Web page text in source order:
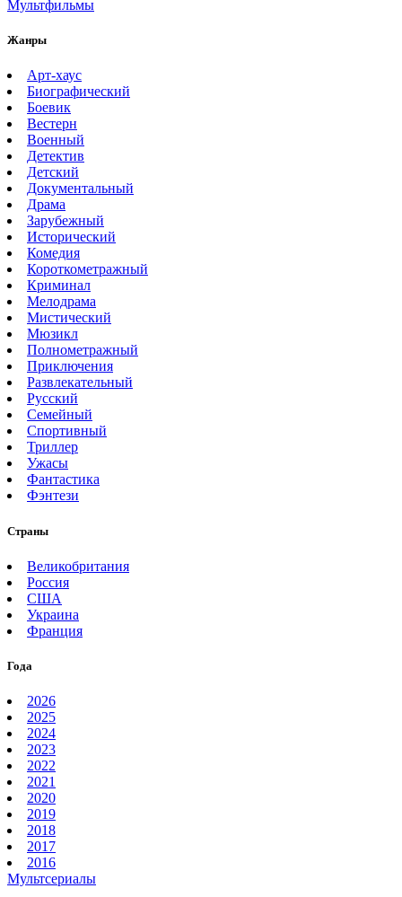
Мультфильмы
Жанры
Арт-хаус
Биографический
Боевик
Вестерн
Военный
Детектив
Детский
Документальный
Драма
Зарубежный
Исторический
Комедия
Короткометражный
Криминал
Мелодрама
Мистический
Мюзикл
Полнометражный
Приключения
Развлекательный
Русский
Семейный
Спортивный
Триллер
Ужасы
Фантастика
Фэнтези
Страны
Великобритания
Россия
США
Украина
Франция
Года
2026
2025
2024
2023
2022
2021
2020
2019
2018
2017
2016
Мультсериалы